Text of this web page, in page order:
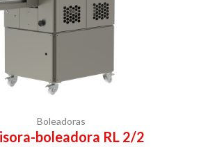
Boleadoras
boleadora RL 2/2